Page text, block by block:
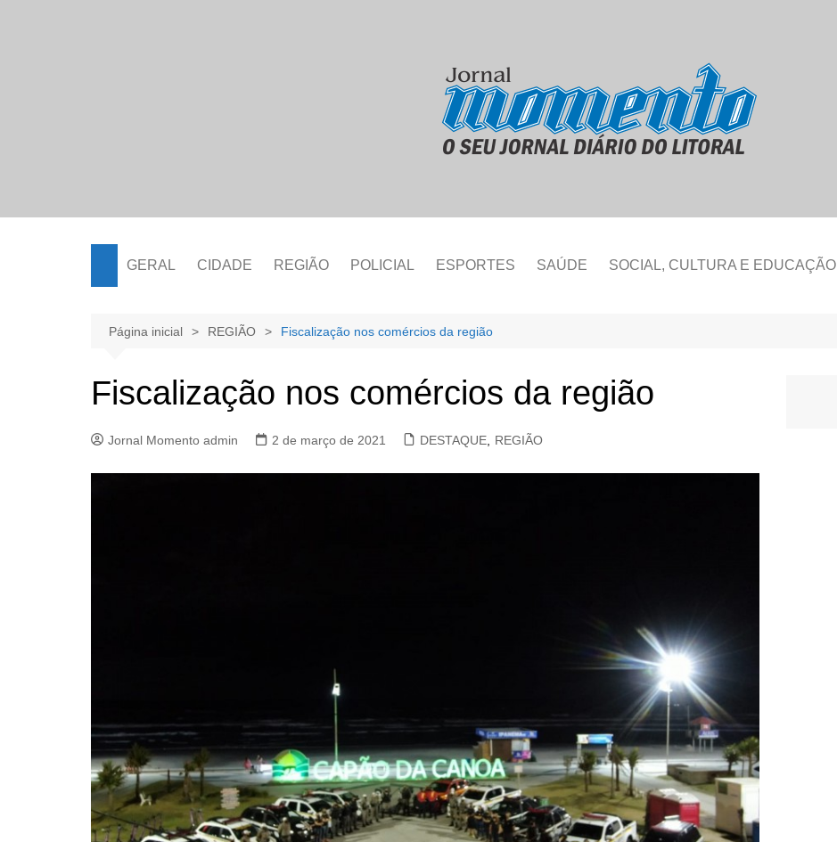
GERAL CIDADE REGIÃO POLICIAL ESPORTES SAÚDE SOCIAL, CULTURA E EDUCAÇÃO
Página inicial REGIÃO Fiscalização nos comércios da região
Fiscalização nos comércios da região
Jornal Momento admin 2 de março de 2021 DESTAQUE REGIÃO